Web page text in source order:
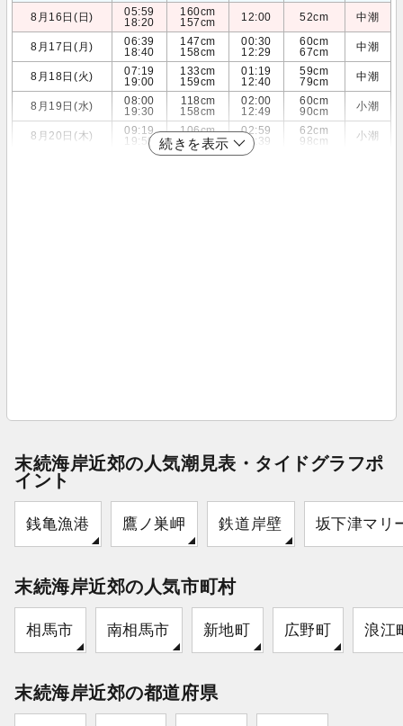
8月16日(日)
05:59
18:20
160cm
157cm
12:00 52cm 中潮
8月17日(月)
06:39
18:40
147cm
158cm
00:30
12:29
60cm
67cm
中潮
8月18日(火)
07:19
19:00
133cm
159cm
01:19
12:40
59cm
79cm
中潮
8月19日(水)
08:00
19:30
118cm
158cm
02:00
12:49
60cm
90cm
小潮
8月20日(木)
09:19
19:59
106cm
155cm
02:59
12:39
62cm
98cm
小潮
続きを表示
末続海岸近郊の人気潮見表・タイドグラフポ
イント
銭亀漁港 鷹ノ巣岬 鉄道岸壁 坂下津マリ
末続海岸近郊の人気市町村
相馬市 南相馬市 新地町 広野町 浪江
末続海岸近郊の都道府県